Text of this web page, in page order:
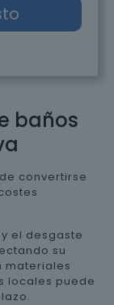
baños
convertirse
el desgaste
su
materiales
locales puede